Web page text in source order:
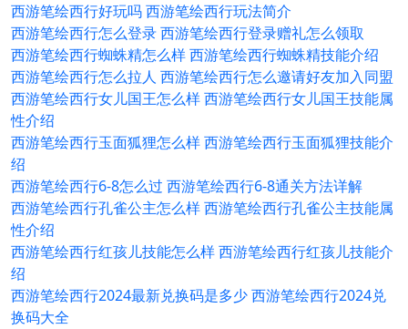
西游笔绘西行好玩吗 西游笔绘西行玩法简介
西游笔绘西行怎么登录 西游笔绘西行登录赠礼怎么领取
西游笔绘西行蜘蛛精怎么样 西游笔绘西行蜘蛛精技能介绍
西游笔绘西行怎么拉人 西游笔绘西行怎么邀请好友加入同盟
西游笔绘西行女儿国王怎么样 西游笔绘西行女儿国王技能属
性介绍
西游笔绘西行玉面狐狸怎么样 西游笔绘西行玉面狐狸技能介
绍
西游笔绘西行6-8怎么过 西游笔绘西行6-8通关方法详解
西游笔绘西行孔雀公主怎么样 西游笔绘西行孔雀公主技能属
性介绍
西游笔绘西行红孩儿技能怎么样 西游笔绘西行红孩儿技能介
绍
西游笔绘西行2024最新兑换码是多少 西游笔绘西行2024兑
换码大全